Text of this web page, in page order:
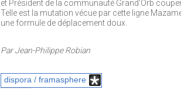
et Président de la communauté Grand’Orb
Telle est la mutation vécue par cette ligne
une formule de déplacement doux.
Par Jean-Philippe Robian
dispora / framasphere